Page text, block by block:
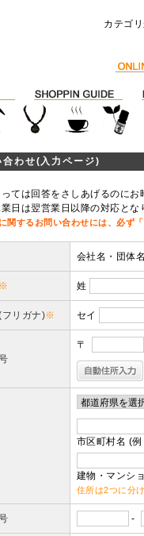
カテゴ
合わせ(入力ページ)
ては回答をさしあげるのに
業日は翌営業日以降の対応と
関するお問い合わせには、必ず
会社名・団体
※ 姓
フリガナ)※ セイ
〒
市区町村名 (
建物・マンシ
住所は2つに分
-